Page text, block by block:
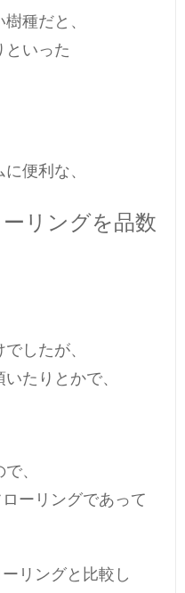
種だと、
といった
便利な、
リングを品数
したが、
たりとかで、
、
ーリングであって
リングと比較し